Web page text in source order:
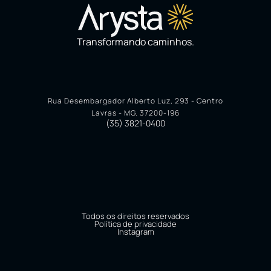
Transformando caminhos.
Rua Desembargador Alberto Luz, 293 - Centro
Lavras - MG. 37200-196
(35) 3821-0400
Todos os direitos reservados
Política de privacidade
Instagram